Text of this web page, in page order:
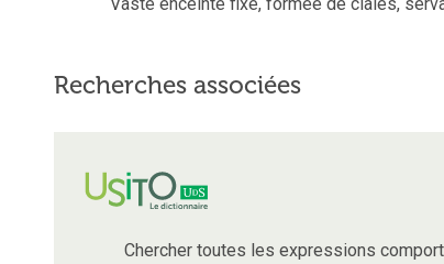
Recherches associées
Chercher toutes les expressions